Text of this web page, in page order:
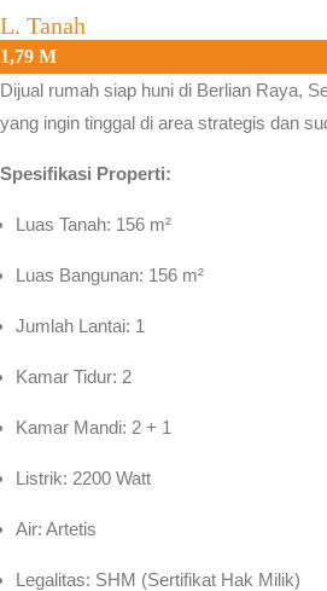
L. Tanah
1,79 M
Dijual rumah siap huni di Berlian Raya,
yang ingin tinggal di area strategis dan
Spesifikasi Properti:
Luas Tanah: 156 m²
Luas Bangunan: 156 m²
Jumlah Lantai: 1
Kamar Tidur: 2
Kamar Mandi: 2 + 1
Listrik: 2200 Watt
Air: Artetis
Legalitas: SHM (Sertifikat Hak Milik)